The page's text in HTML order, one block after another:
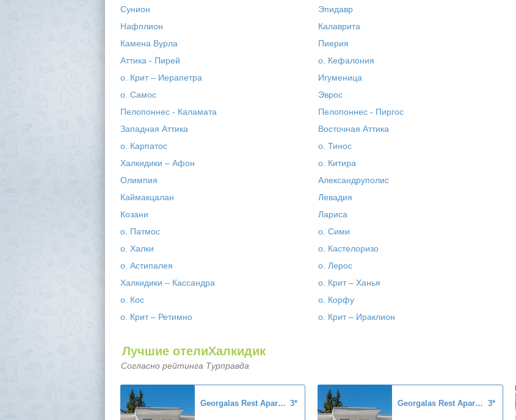
Сунион
Эпидавр
Нафплион
Калаврита
Камена Вурла
Пиерия
Аттика - Пирей
о. Кефалония
о. Крит – Иерапетра
Игуменица
о. Самос
Эврос
Пелопоннес - Каламата
Пелопоннес - Пиргос
Западная Аттика
Восточная Аттика
о. Карпатос
о. Тинос
Халкидики – Афон
о. Китира
Олимпия
Александруполис
Каймакцалан
Левадия
Козани
Лариса
о. Патмос
о. Сими
о. Халки
о. Кастелоризо
о. Астипалея
о. Лерос
Халкидики – Кассандра
о. Крит – Ханья
о. Кос
о. Корфу
о. Крит – Ретимно
о. Крит – Ираклион
Лучшие отелиХалкидик
Согласно рейтинга Турправда
Georgalas Rest Apartments 3* Georgalas Rest Apartments 3*